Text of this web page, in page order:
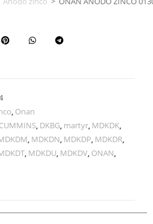
, Onan
CUMMINS, DKBG, martyr, MDKDK,
, MDKDN, MDKDP, MDKDR,
, MDKDU, MDKDV, ONAN,